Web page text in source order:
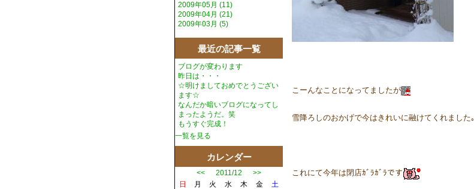
こーんなことになってましたが
雪降ろしのおかげで今はきれいに融けてくれました｡
これにて今年は閉店ｶﾞﾗｶﾞﾗです
2009年05月 (11)
2009年04月 (21)
2009年03月 (5)
最近の記事一覧
ブログが変わります
昨日は・・・
☆明けましておめでとうござい
ます☆
なんだか暗いブログになってし
まったようだ。笑
もうすぐ完成！
一覧を見る
カレンダー
<< 2011/12 >>
日
月 火 水 木 金
土